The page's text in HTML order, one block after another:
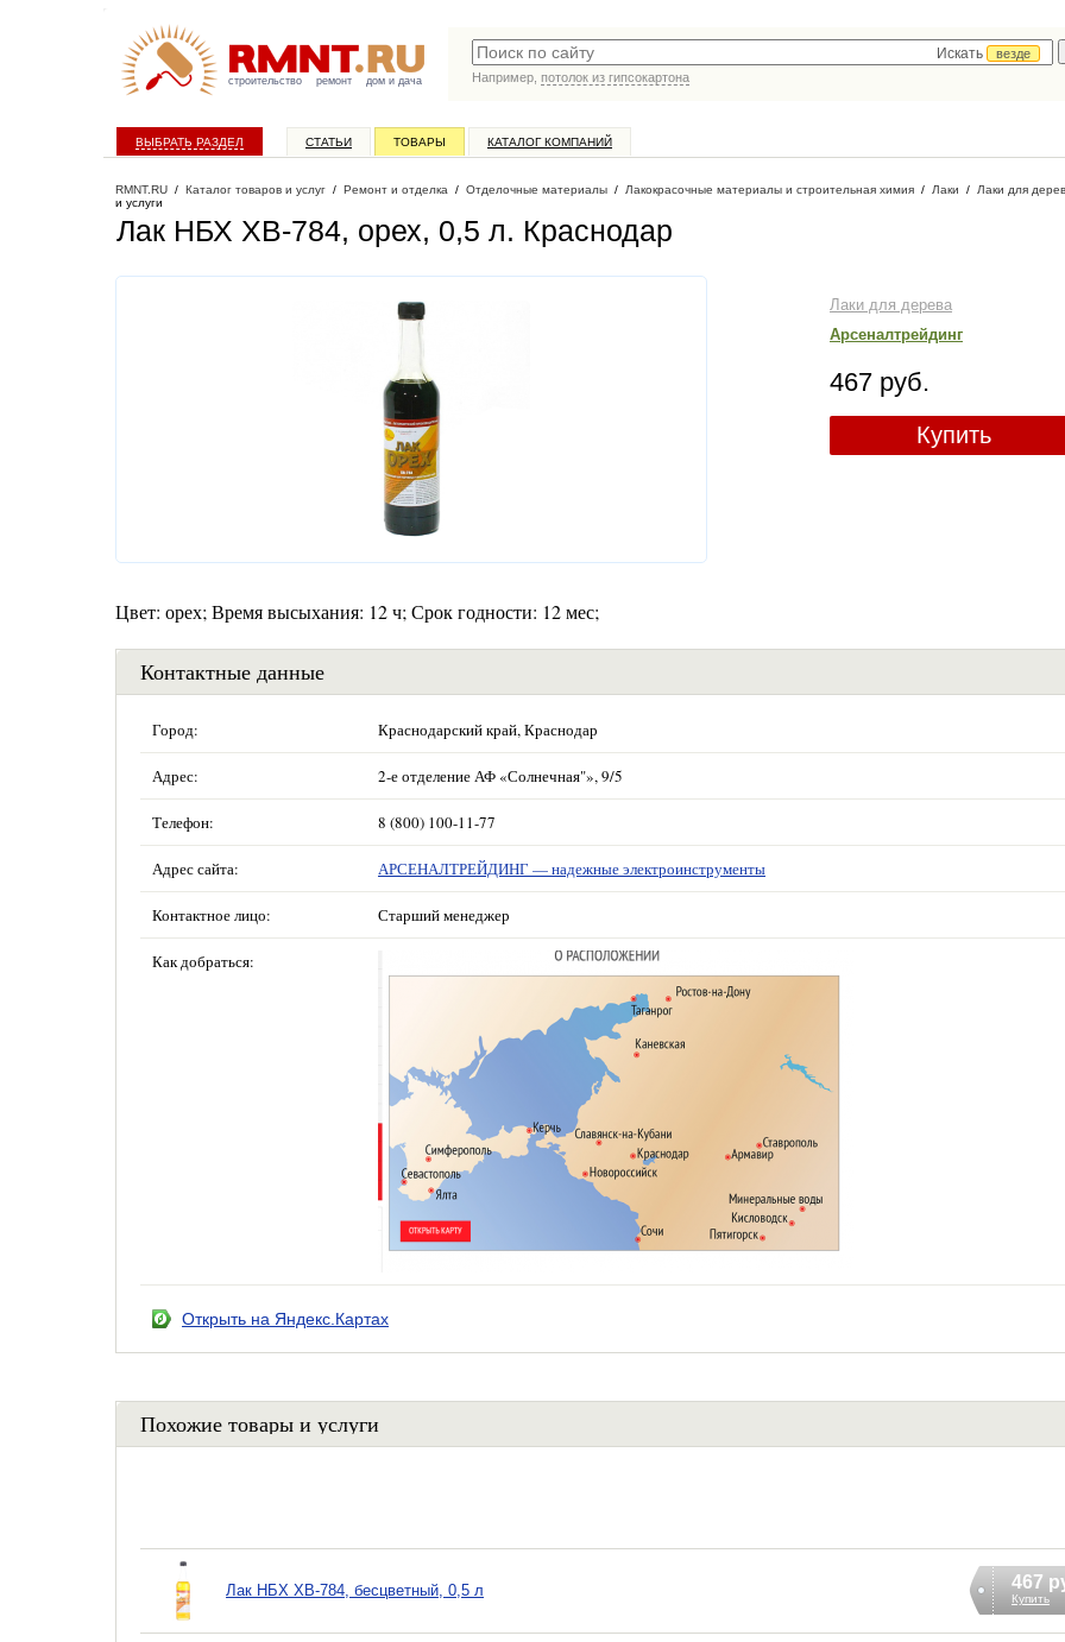
строительство ремонт дом и дача
Искать
везде
Например, потолок из гипсокартона
ВЫБРАТЬ РАЗДЕЛ СТАТЬИ ТОВАРЫ КАТАЛОГ КОМПАНИЙ
RMNT.RU / Каталог товаров и услуг / Ремонт и отделка / Отделочные материалы / Лакокрасочные материалы и строительная химия / Лаки / Лаки для
и услуги
Лак НБХ ХВ-784, орех, 0,5 л. Краснодар
Лаки для дерева
Арсеналтрейдинг
467 руб.
Купить
Цвет: орех; Время высыхания: 12 ч; Срок годности: 12 мес;
Контактные данные
Город: Краснодарский край, Краснодар
Адрес: 2-е отделение АФ «Солнечная"», 9/5
Телефон: 8 (800) 100-11-77
Адрес сайта: АРСЕНАЛТРЕЙДИНГ — надежные электроинструменты
Контактное лицо: Старший менеджер
Как добраться:
Открыть на Яндекс.Картах
Похожие товары и услуги
Лак НБХ ХВ-784, бесцветный, 0,5 л 467
Купить